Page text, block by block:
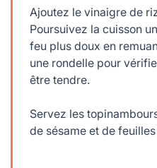
Ajoutez le vinaigre de
Poursuivez la cuisson
feu plus doux en
une rondelle pour
être tendre.
Servez les
de sésame et de